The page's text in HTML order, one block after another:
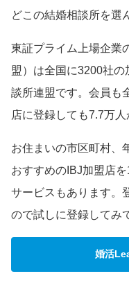
どこの結婚相談所を選
東証プライム上場企業
盟）は全国に3200社
談所連盟です。会員も
店に登録しても7.7万人
お住まいの市区町村、
おすすめのIBJ加盟店
サービスもあります。
ので試しに登録してみ
婚活